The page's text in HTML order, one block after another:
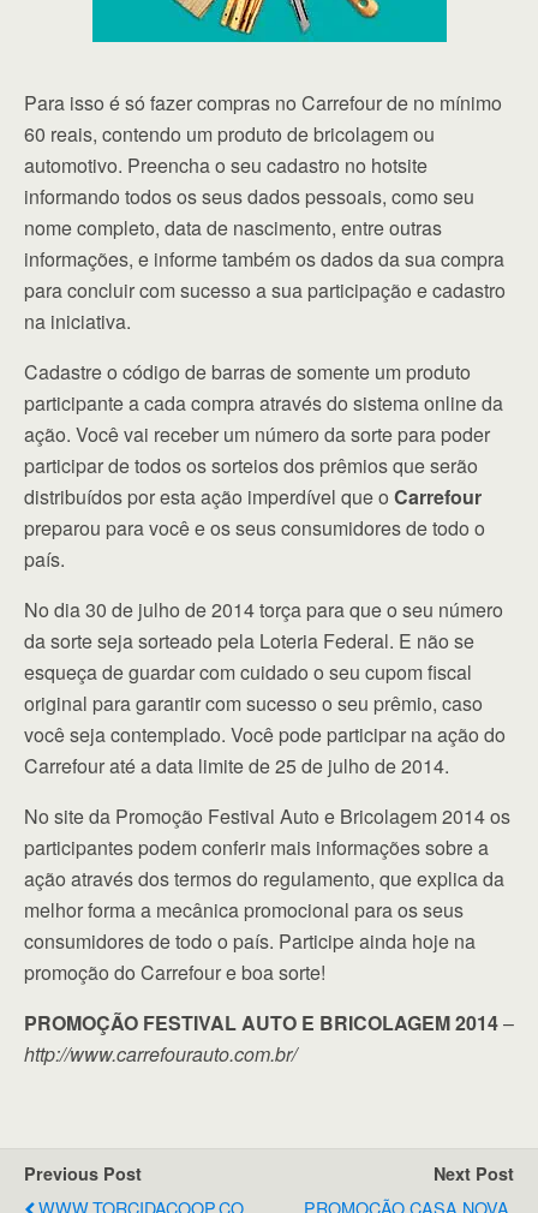
Para isso é só fazer compras no Carrefour de no mínimo
60 reais, contendo um produto de bricolagem ou
automotivo. Preencha o seu cadastro no hotsite
informando todos os seus dados pessoais, como seu
nome completo, data de nascimento, entre outras
informações, e informe também os dados da sua compra
para concluir com sucesso a sua participação e cadastro
na iniciativa.
Cadastre o código de barras de somente um produto
participante a cada compra através do sistema online da
ação. Você vai receber um número da sorte para poder
participar de todos os sorteios dos prêmios que serão
distribuídos por esta ação imperdível que o Carrefour
preparou para você e os seus consumidores de todo o
país.
No dia 30 de julho de 2014 torça para que o seu número
da sorte seja sorteado pela Loteria Federal. E não se
esqueça de guardar com cuidado o seu cupom fiscal
original para garantir com sucesso o seu prêmio, caso
você seja contemplado. Você pode participar na ação do
Carrefour até a data limite de 25 de julho de 2014.
No site da Promoção Festival Auto e Bricolagem 2014 os
participantes podem conferir mais informações sobre a
ação através dos termos do regulamento, que explica da
melhor forma a mecânica promocional para os seus
consumidores de todo o país. Participe ainda hoje na
promoção do Carrefour e boa sorte!
PROMOÇÃO FESTIVAL AUTO E BRICOLAGEM 2014–
http://www.carrefourauto.com.br/
Previous Post
WWW.TORCIDACOOP.CO
Next Post
PROMOÇÃO CASA NOVA,